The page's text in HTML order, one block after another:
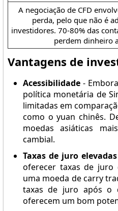
A negociação de CFD
perda, pelo que não é
investidores. 70-80% das
perdem dinheiro
Vantagens de
Acessibilidade-
política monetária de
limitadas em
como o yuan chinês.
moedas asiáticas
cambial.
Taxas de juro elevadas
oferecer taxas de juro
uma moeda de carry
taxas de juro após o
oferecem um bom